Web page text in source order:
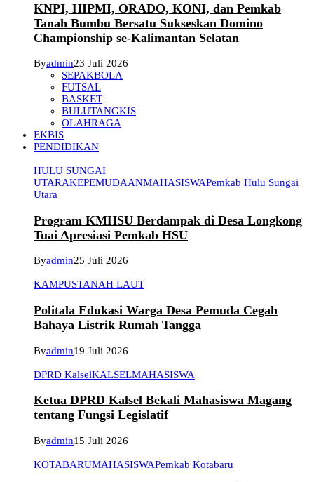
KNPI, HIPMI, ORADO, KONI, dan Pemkab
Tanah Bumbu Bersatu Sukseskan Domino
Championship se-Kalimantan Selatan
Byadmin23 Juli 2026
SEPAKBOLA
FUTSAL
BASKET
BULUTANGKIS
OLAHRAGA
EKBIS
PENDIDIKAN
HULU SUNGAI
UTARAKEPEMUDAANMAHASISWAPemkab Hulu Sungai
Utara
Program KMHSU Berdampak di Desa Longkong
Tuai Apresiasi Pemkab HSU
Byadmin25 Juli 2026
KAMPUSTANAH LAUT
Politala Edukasi Warga Desa Pemuda Cegah
Bahaya Listrik Rumah Tangga
Byadmin19 Juli 2026
DPRD KalselKALSELMAHASISWA
Ketua DPRD Kalsel Bekali Mahasiswa Magang
tentang Fungsi Legislatif
Byadmin15 Juli 2026
KOTABARUMAHASISWAPemkab Kotabaru